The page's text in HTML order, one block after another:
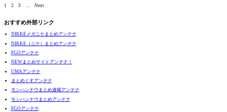
1 2 3 … Next
おすすめ外部リンク
NIKKEメガニケまとめアンテナ
NIKKE（ニケ）まとめアンテナ
FGOアンテナ
NEWまとめサイトアンテナ！
UMAアンテナ
まとめくすアンテナ
モンハンナウまとめ速報アンテナ
モンハンナウまとめアンテナ
FGOアンテナ